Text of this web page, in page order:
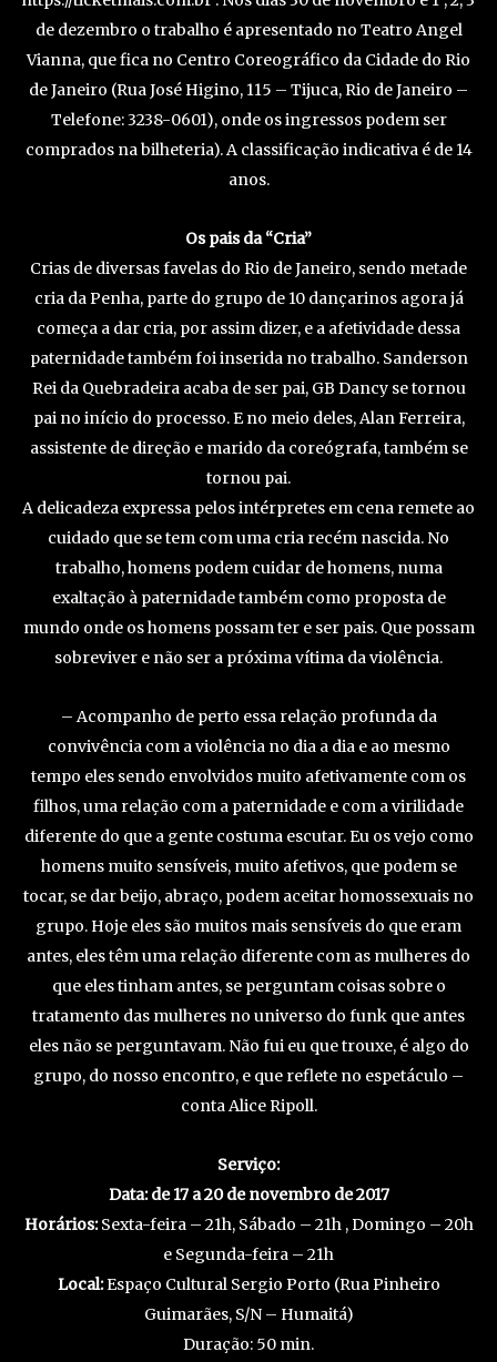
de dezembro o trabalho é apresentado no Teatro Angel
Vianna, que fica no Centro Coreográfico da Cidade do Rio
de Janeiro (Rua José Higino, 115 – Tijuca, Rio de Janeiro –
Telefone: 3238-0601), onde os ingressos podem ser
comprados na bilheteria). A classificação indicativa é de 14
anos.
Os pais da “Cria”
Crias de diversas favelas do Rio de Janeiro, sendo metade
cria da Penha, parte do grupo de 10 dançarinos agora já
começa a dar cria, por assim dizer, e a afetividade dessa
paternidade também foi inserida no trabalho. Sanderson
Rei da Quebradeira acaba de ser pai, GB Dancy se tornou
pai no início do processo. E no meio dele​s​, Alan Ferreira,
assistente de direção e marido da coreógrafa, também se
tornou pai.
A delicadeza expressa pelos intérpretes em cena remete ao
cuidado que se tem com uma cria recém nascida. No
trabalho, homens podem cuidar de homens, numa
exaltação à paternidade também como proposta de
mundo onde os homens possam ter e ser pais. Que possam
sobreviver e não ser a próxima vítima da violência.
– Acompanho de perto essa relação profunda da
convivência com a violência no dia a dia e ao mesmo
tempo eles sendo envolvidos muito afetivamente com os
filhos, uma relação com a paternidade e com a virilidade
diferente do que a gente costuma escutar. Eu os vejo como
homens muito sensíveis, muito afetivos, que podem se
tocar, se dar beijo, abraço, podem aceitar homossexuais no
grupo. Hoje eles são muitos mais sensíveis do que eram
antes, eles têm uma relação diferente com as mulheres do
que eles tinham antes, se perguntam coisas sobre o
tratamento das mulheres no universo do funk que antes
eles não se perguntavam. Não fui eu que trouxe, é algo do
grupo, do nosso encontro, e que reflete no espetáculo –
conta Alice Ripoll.
Serviço:
Data: de 17 a 20 de novembro de 2017
Horários:Sexta-feira – 21h, Sábado – 21h , Domingo – 20h
e Segunda-feira – 21h
Local:Espaço Cultural Sergio Porto (Rua Pinheiro
Guimarães, S/N – Humaitá)
Duração: 50 min.